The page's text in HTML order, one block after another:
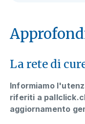
La rete di
Informiamo
riferiti a
aggiornamento